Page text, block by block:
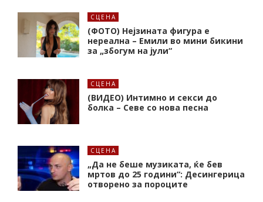
СЦЕНА
(ФОТО) Нејзината фигура е
нереална – Емили во мини бикини
за „збогум на јули“
СЦЕНА
(ВИДЕО) Интимно и секси до
болка – Севе со нова песна
СЦЕНА
„Да не беше музиката, ќе бев
мртов до 25 години“: Десингерица
отворено за пороците